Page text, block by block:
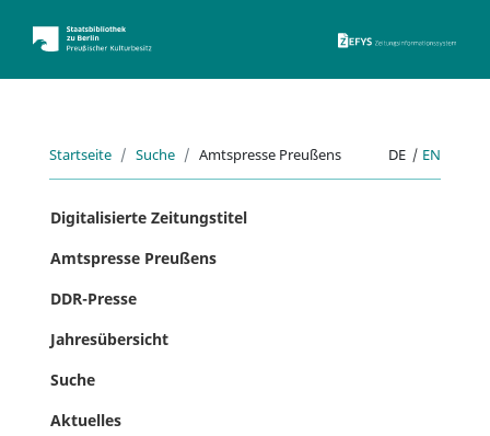
Startseite Suche Amtspresse Preußens DE | EN
Digitalisierte Zeitungstitel
Amtspresse Preußens
DDR-Presse
Jahresübersicht
Suche
Aktuelles